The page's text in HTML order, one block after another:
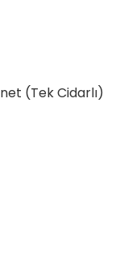
(Tek Cidarlı)